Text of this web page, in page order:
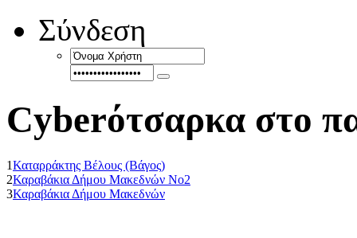
Σύνδεση
Cyberότσαρκα στο
1Καταρράκτης Βέλους (Βάγος)
2Καραβάκια Δήμου Μακεδνών No2
3Καραβάκια Δήμου Μακεδνών